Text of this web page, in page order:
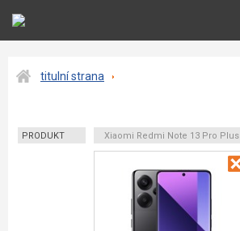
titulní strana
PRODUKT Xiaomi Redmi Note 13 Pro Plus